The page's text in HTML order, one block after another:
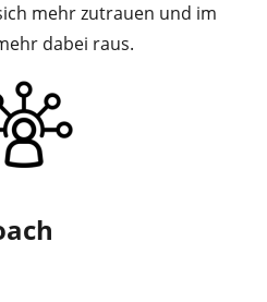
mehr zutrauen und im
dabei raus.